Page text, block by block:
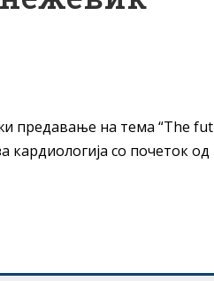
предавање на тема “The
со почеток од